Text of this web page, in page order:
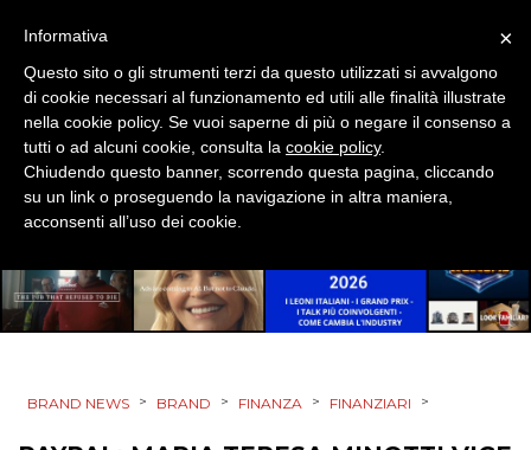
PRODOTTI
PUNTI VENDITA
CSR
STRATEGIE
BRAND NEWS > BRAND > FINANZA > FINANZIARI >
×
Informativa
Questo sito o gli strumenti terzi da questo utilizzati si avvalgono
di cookie necessari al funzionamento ed utili alle finalità illustrate
nella cookie policy. Se vuoi saperne di più o negare il consenso a
tutti o ad alcuni cookie, consulta la cookie policy.
Chiudendo questo banner, scorrendo questa pagina, cliccando
su un link o proseguendo la navigazione in altra maniera,
acconsenti all’uso dei cookie.